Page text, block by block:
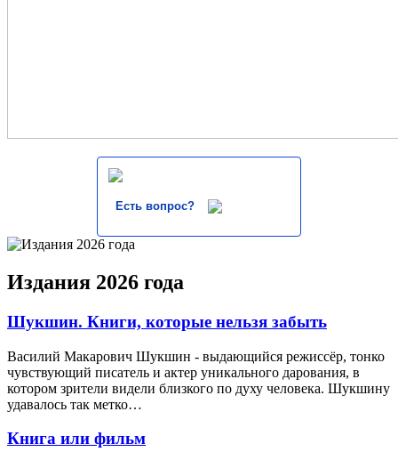
Есть вопрос?
Издания 2026 года
Шукшин. Книги, которые нельзя забыть
Василий Макарович Шукшин - выдающийся режиссёр, тонко
чувствующий писатель и актер уникального дарования, в
котором зрители видели близкого по духу человека. Шукшину
удавалось так метко…
Книга или фильм